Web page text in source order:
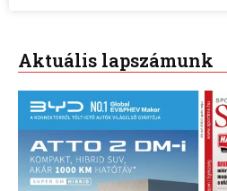
Aktuális lapszámunk